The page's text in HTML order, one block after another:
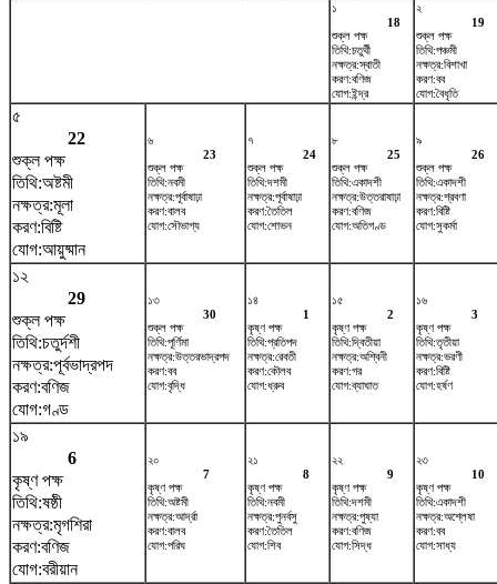
১
18
শুক্ল পক্ষ
তিথি:চতুর্থী
নক্ষত্র:স্বাতী
করণ:বণিজ
যোগ:ইন্দ্র
২
19
শুক্ল পক্ষ
তিথি:পঞ্চমী
নক্ষত্র:বিশাখা
করণ:বব
যোগ:বৈধৃতি
৫
22
শুক্ল পক্ষ
তিথি:অষ্টমী
নক্ষত্র:মূলা
করণ:বিষ্টি
যোগ:আয়ুষ্মান
৬
23
শুক্ল পক্ষ
তিথি:নবমী
নক্ষত্র:পূর্বাষাঢ়া
করণ:বালব
যোগ:সৌভাগ্য
৭
24
শুক্ল পক্ষ
তিথি:দশমী
নক্ষত্র:পূর্বাষাঢ়া
করণ:তৈতিল
যোগ:শোভন
৮
25
শুক্ল পক্ষ
তিথি:একাদশী
নক্ষত্র:উত্তরাষাঢ়া
করণ:বণিজ
যোগ:অতিগণ্ড
৯
26
শুক্ল পক্ষ
তিথি:একাদশী
নক্ষত্র:শ্রবণা
করণ:বিষ্টি
যোগ:সুকর্মা
১২
29
শুক্ল পক্ষ
তিথি:চতুর্দশী
নক্ষত্র:পূর্বভাদ্রপদ
করণ:বণিজ
যোগ:গণ্ড
১৩
30
শুক্ল পক্ষ
তিথি:পূর্ণিমা
নক্ষত্র:উত্তরভাদ্রপদ
করণ:বব
যোগ:বৃদ্ধি
১৪
1
কৃষ্ণ পক্ষ
তিথি:প্রতিপদ
নক্ষত্র:রেবতী
করণ:কৌলব
যোগ:ধ্রুব
১৫
2
কৃষ্ণ পক্ষ
তিথি:দ্বিতীয়া
নক্ষত্র:অশ্বিনী
করণ:গর
যোগ:ব্যাঘাত
১৬
3
কৃষ্ণ পক্ষ
তিথি:তৃতীয়া
নক্ষত্র:ভরণী
করণ:বিষ্টি
যোগ:হর্ষণ
১৯
6
কৃষ্ণ পক্ষ
তিথি:ষষ্ঠী
নক্ষত্র:মৃগশিরা
করণ:বণিজ
যোগ:বরীয়ান
২০
7
কৃষ্ণ পক্ষ
তিথি:অষ্টমী
নক্ষত্র:আর্দ্রা
করণ:বালব
যোগ:পরিঘ
২১
8
কৃষ্ণ পক্ষ
তিথি:নবমী
নক্ষত্র:পুনর্বসু
করণ:তৈতিল
যোগ:শিব
২২
9
কৃষ্ণ পক্ষ
তিথি:দশমী
নক্ষত্র:পুষ্যা
করণ:বণিজ
যোগ:সিদ্ধ
২৩
10
কৃষ্ণ পক্ষ
তিথি:একাদশী
নক্ষত্র:অশ্লেষা
করণ:বব
যোগ:সাধ্য